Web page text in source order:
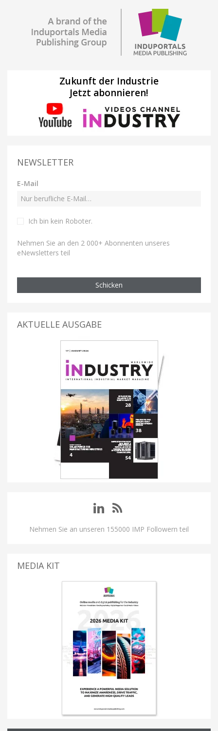
Zukunft der Industrie
Jetzt abonnieren!
NEWSLETTER
E-Mail
Ich bin kein Roboter.
Nehmen Sie an den 2 000+ Abonnenten unseres
eNewsletters teil
Schicken
AKTUELLE AUSGABE
Nehmen Sie an unseren 155000 IMP Followern teil
MEDIA KIT